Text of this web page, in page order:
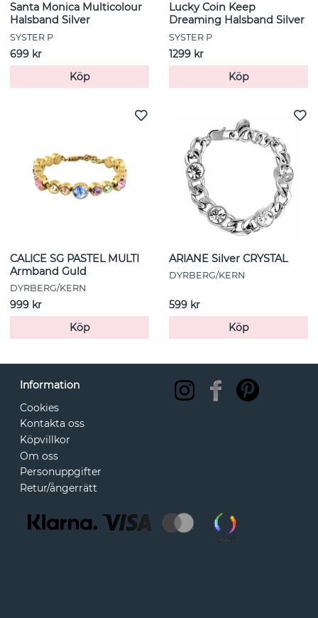
Santa Monica Multicolour
Halsband Silver
SYSTER P
699 kr
Köp
Lucky Coin Keep
Dreaming Halsband Silver
SYSTER P
1299 kr
Köp
CALICE SG PASTEL MULTI
Armband Guld
DYRBERG/KERN
999 kr
Köp
ARIANE Silver CRYSTAL
DYRBERG/KERN
599 kr
Köp
Information
Cookies
Kontakta oss
Köpvillkor
Om oss
Personuppgifter
Retur/ångerrätt